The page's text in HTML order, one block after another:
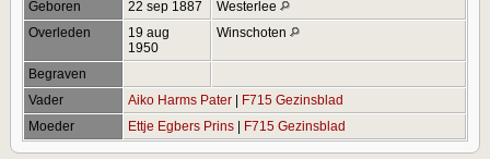
Geboren 22 sep 1887
Westerlee
Overleden
19 aug
1950
Winschoten
Begraven
Vader
Aiko Harms Pater | F715 Gezinsblad
Moeder
Ettje Egbers Prins | F715 Gezinsblad